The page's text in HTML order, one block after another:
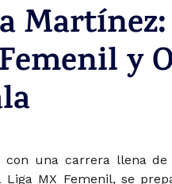
y
con una carrera llena
MX Femenil, se